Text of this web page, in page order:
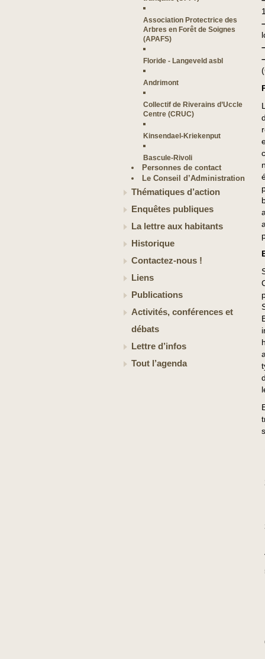
Association Protectrice des
Arbres en Forêt de Soignes
(APAFS)
Floride - Langeveld asbl
Andrimont
Collectif de Riverains d’Uccle
Centre (CRUC)
Kinsendael-Kriekenput
Bascule-Rivoli
Personnes de contact
Le Conseil d’Administration
Thématiques d’action
Enquêtes publiques
La lettre aux habitants
Historique
Contactez-nous !
Liens
Publications
Activités, conférences et
débats
Lettre d’infos
Tout l’agenda